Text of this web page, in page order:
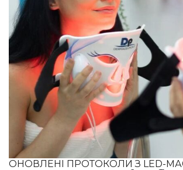
ОНОВЛЕНІ ПРОТОКОЛИ З LED-